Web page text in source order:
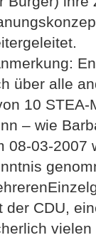
über alle
10 STEA-
– wie
08-03-2007
der CDU,